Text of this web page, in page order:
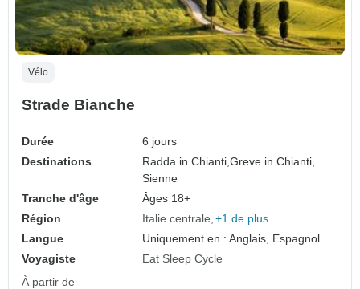
Vélo
Strade Bianche
Durée
6 jours
Destinations
Radda in Chianti,Greve in Chianti,
Sienne
Tranche d'âge
Âges 18+
Région
Italie centrale +1 de plus
Langue
Uniquement en : Anglais, Espagnol
Voyagiste
Eat Sleep Cycle
À partir de